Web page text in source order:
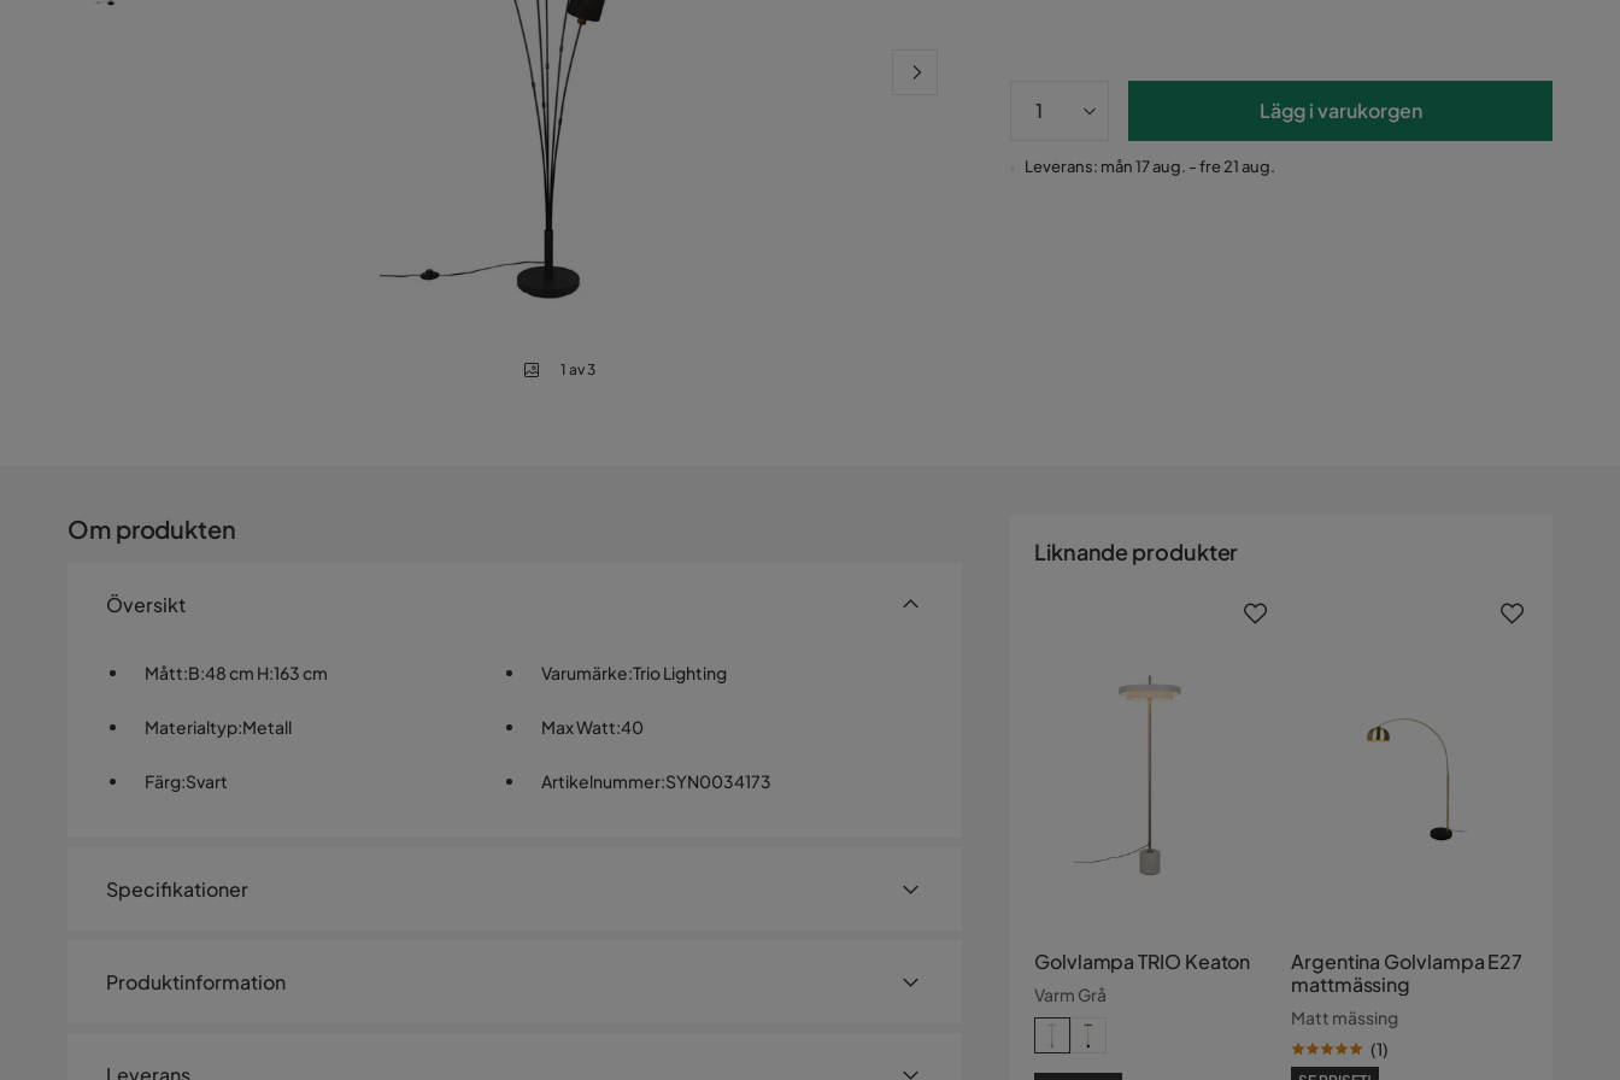
1 av 3
Lägg i varukorgen
Leverans: mån 17 aug. - fre 21 aug.
Om produkten
Översikt
Mått:B:48 cm H:163 cm Varumärke:Trio Lighting
Materialtyp:Metall Max Watt:40
Färg:Svart Artikelnummer:SYN0034173
Specifikationer
Storlek
Produktinformation
guldtonade detaljer. Lampans metalliska ställning delas upp i fem nätta armar som pryds av svarta
Leverans
Liknande produkter
Golvlampa TRIO Keaton
Varm Grå
Argentina Golvlampa E27
mattmässing
Matt mässing
(1)